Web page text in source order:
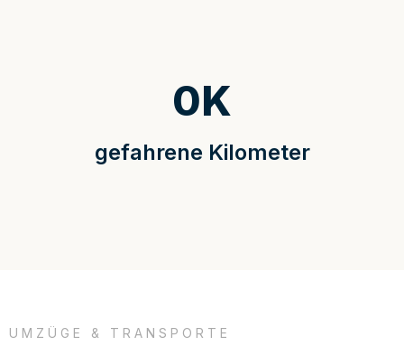
gefahrene Kilometer
0K
UMZÜGE & TRANSPORTE